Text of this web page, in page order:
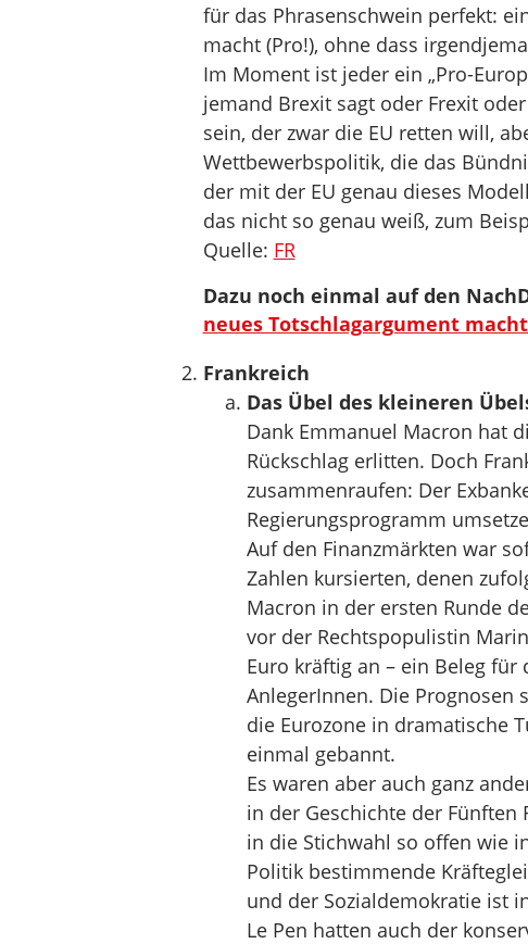
für das Phrasenschwein perfekt:
macht (Pro!), ohne dass
Im Moment ist jeder ein „Pro-
jemand Brexit sagt oder Frexit
sein, der zwar die EU retten will,
Wettbewerbspolitik, die das
der mit der EU genau dieses
das nicht so genau weiß, zum
Quelle: FR
Dazu noch einmal auf den
neues Totschlagargument
Frankreich
Das Übel des kleineren
Dank Emmanuel Macron hat
Rückschlag erlitten. Doch
zusammenraufen: Der
Regierungsprogramm
Auf den Finanzmärkten war
Zahlen kursierten, denen
Macron in der ersten Runde
vor der Rechtspopulistin
Euro kräftig an – ein Beleg
AnlegerInnen. Die Prognosen
die Eurozone in dramatische
einmal gebannt.
Es waren aber auch ganz
in der Geschichte der Fünften
in die Stichwahl so offen wie
Politik bestimmende
und der Sozialdemokratie ist
Le Pen hatten auch der